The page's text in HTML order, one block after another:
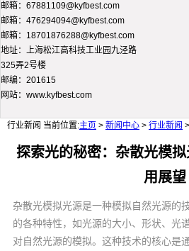
邮箱：67881109@kyfbest.com
邮箱：476294094@kyfbest.com
邮箱：18701876288@kyfbest.com
地址：上海松江高科技工业园九泾路
325弄2号楼
邮编：201615
网站：www.kyfbest.com
行业新闻 当前位置:主页 > 新闻中心 > 行业新闻
探索光的秘密：杂散光模
用展望
杂散光模拟光源是一种模拟自然光源的
的各种特性，如光源的大小、形状、光
对自然光源的模拟。这种技术的核心是